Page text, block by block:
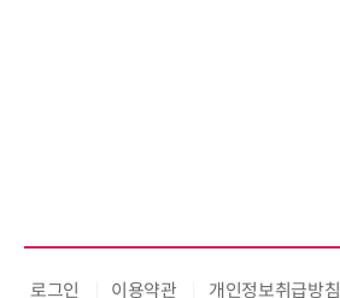
로그인 이용약관 개인정보취급방침